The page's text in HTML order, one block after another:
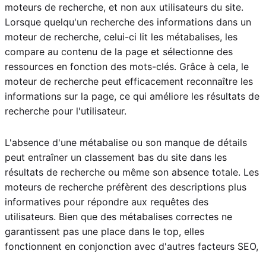
moteurs de recherche, et non aux utilisateurs du site.
Lorsque quelqu'un recherche des informations dans un
moteur de recherche, celui-ci lit les métabalises, les
compare au contenu de la page et sélectionne des
ressources en fonction des mots-clés. Grâce à cela, le
moteur de recherche peut efficacement reconnaître les
informations sur la page, ce qui améliore les résultats de
recherche pour l'utilisateur.
L'absence d'une métabalise ou son manque de détails
peut entraîner un classement bas du site dans les
résultats de recherche ou même son absence totale. Les
moteurs de recherche préfèrent des descriptions plus
informatives pour répondre aux requêtes des
utilisateurs. Bien que des métabalises correctes ne
garantissent pas une place dans le top, elles
fonctionnent en conjonction avec d'autres facteurs SEO,